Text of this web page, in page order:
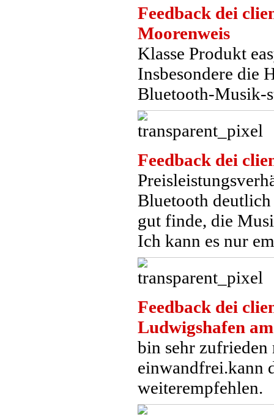
Feedback dei
Moorenweis
Klasse Produkt
Insbesondere die
Bluetooth-Musik-
Feedback dei
Bluetooth
gut finde, die
Ich kann es nur
Feedback dei
Ludwigshafen
bin sehr
einwandfrei.kann
weiterempfehlen.